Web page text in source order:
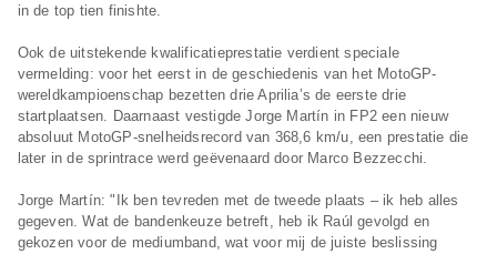
in de top tien finishte.
Ook de uitstekende kwalificatieprestatie verdient speciale
vermelding: voor het eerst in de geschiedenis van het MotoGP-
wereldkampioenschap bezetten drie Aprilia’s de eerste drie
startplaatsen. Daarnaast vestigde Jorge Martín in FP2 een nieuw
absoluut MotoGP-snelheidsrecord van 368,6 km/u, een prestatie die
later in de sprintrace werd geëvenaard door Marco Bezzecchi.
Jorge Martín: "Ik ben tevreden met de tweede plaats – ik heb alles
gegeven. Wat de bandenkeuze betreft, heb ik Raúl gevolgd en
gekozen voor de mediumband, wat voor mij de juiste beslissing